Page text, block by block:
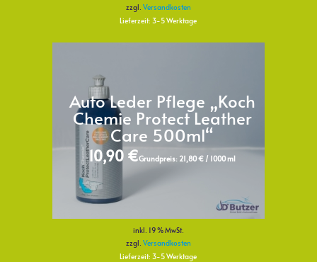
zzgl. Versandkosten
Lieferzeit:3-5 Werktage
Auto Leder Pflege „Koch
Chemie Protect Leather
Care 500ml“
10,90 €Grundpreis: 21,80€/ 1000ml
inkl. 19 % MwSt.
zzgl. Versandkosten
Lieferzeit:3-5 Werktage